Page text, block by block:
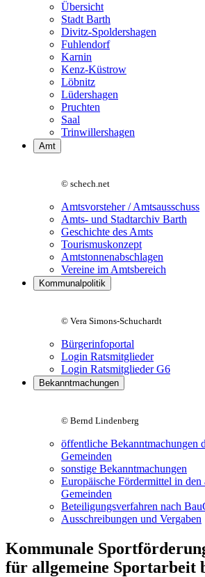
Übersicht
Stadt Barth
Divitz-Spoldershagen
Fuhlendorf
Karnin
Kenz-Küstrow
Löbnitz
Lüdershagen
Pruchten
Saal
Trinwillershagen
Amt
© schech.net
Amtsvorsteher / Amtsausschuss
Amts- und Stadtarchiv Barth
Geschichte des Amts
Tourismuskonzept
Amtstonnenabschlagen
Vereine im Amtsbereich
Kommunalpolitik
© Vera Simons-Schuchardt
Bürgerinfoportal
Login Ratsmitglieder
Login Ratsmitglieder G6
Bekanntmachungen
© Bernd Lindenberg
öffentliche Bekanntmachungen
Gemeinden
sonstige Bekanntmachungen
Europäische Fördermittel in den
Gemeinden
Beteiligungsverfahren nach
Ausschreibungen und Vergaben
Kommunale
für allgemeine Sportarbeit